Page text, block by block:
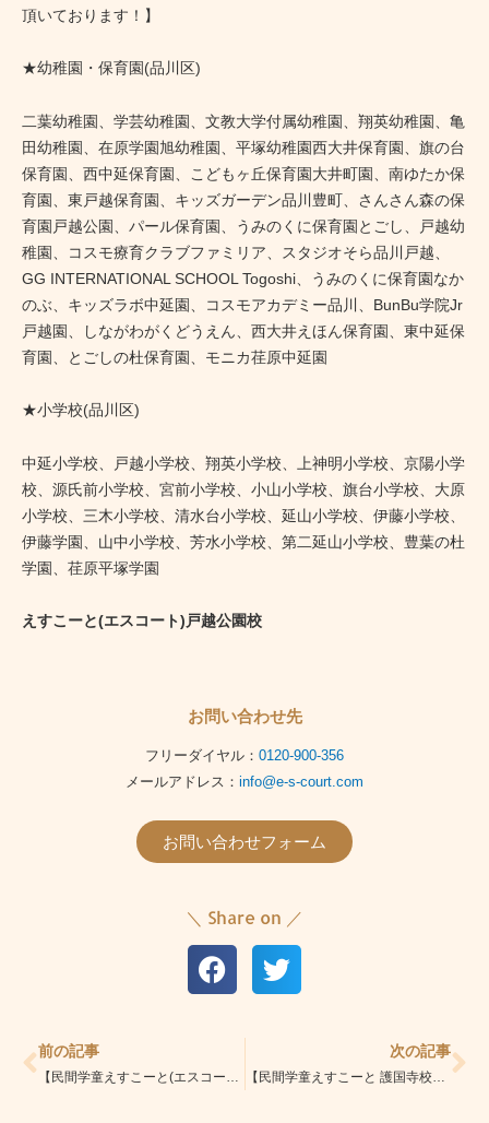
頂いております！】
★幼稚園・保育園(品川区)
二葉幼稚園、学芸幼稚園、文教大学付属幼稚園、翔英幼稚園、亀
田幼稚園、在原学園旭幼稚園、平塚幼稚園西大井保育園、旗の台
保育園、西中延保育園、こどもヶ丘保育園大井町園、南ゆたか保
育園、東戸越保育園、キッズガーデン品川豊町、さんさん森の保
育園戸越公園、パール保育園、うみのくに保育園とごし、戸越幼
稚園、コスモ療育クラブファミリア、スタジオそら品川戸越、
GG INTERNATIONAL SCHOOL Togoshi、うみのくに保育園なか
のぶ、キッズラボ中延園、コスモアカデミー品川、BunBu学院Jr
戸越園、しながわがくどうえん、西大井えほん保育園、東中延保
育園、とごしの杜保育園、モニカ荏原中延園
★小学校(品川区)
中延小学校、戸越小学校、翔英小学校、上神明小学校、京陽小学
校、源氏前小学校、宮前小学校、小山小学校、旗台小学校、大原
小学校、三木小学校、清水台小学校、延山小学校、伊藤小学校、
伊藤学園、山中小学校、芳水小学校、第二延山小学校、豊葉の杜
学園、荏原平塚学園
えすこーと(エスコート)戸越公園校
お問い合わせ先
フリーダイヤル： 0120-900-356
メールアドレス： info@e-s-court.com
お問い合わせフォーム
＼ Share on ／
前の記事 次の記事
【民間学童えすこーと 護国寺校／文京区・豊島区】国立三校（筑波・お茶の水・竹早）合格おめでとうございます！4月からの放課後準備、進んでいますか？